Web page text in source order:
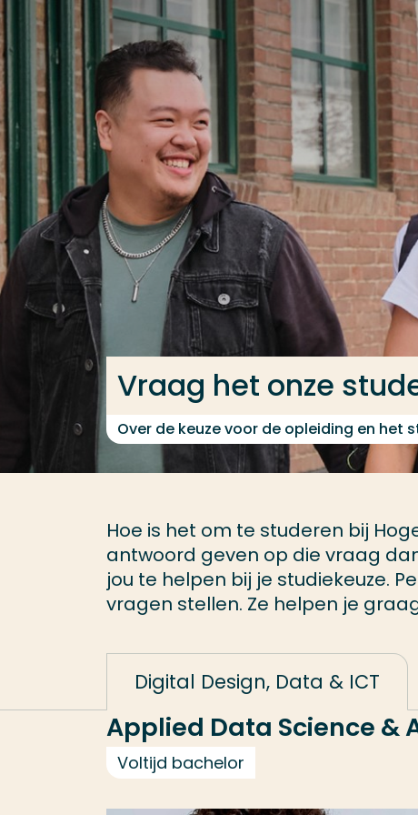
Ga direct naar de content
Vraag het onze
Over de keuze voor de opleiding en het
Hoe is het om te studeren bij
antwoord geven op die vraag
jou te helpen bij je studiekeuze.
vragen stellen. Ze helpen je
Digital Design, Data & ICT
Applied Data Science &
Voltijd bachelor
Veel gezocht
Opleiding
Contact